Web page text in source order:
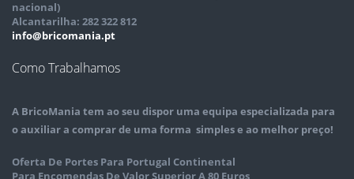
nacional)
Alcantarilha: 282 322 812
info@bricomania.pt
Como Trabalhamos
A BricoMania tem ao seu dispor uma equipa especializada para
o auxiliar a comprar de uma forma simples e ao melhor preço!
Oferta De Portes Para Portugal Continental
Para Encomendas De Valor Superior A 80 Euros